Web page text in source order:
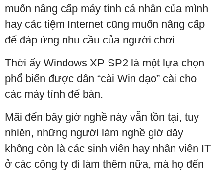
muốn nâng cấp máy tính cá nhân của mình
hay các tiệm Internet cũng muốn nâng cấp
để đáp ứng nhu cầu của người chơi.
Thời ấy Windows XP SP2 là một lựa chọn
phổ biến được dân “cài Win dạo” cài cho
các máy tính để bàn.
Mãi đến bây giờ nghề này vẫn tồn tại, tuy
nhiên, những người làm nghề giờ đây
không còn là các sinh viên hay nhân viên IT
ở các công ty đi làm thêm nữa, mà họ đến